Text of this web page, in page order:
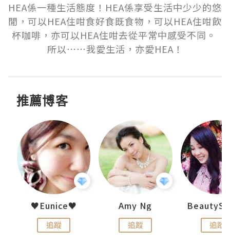
HEA係一種生活態度！HEA係享受生活中少少的悠
閒，可以HEA住咁食好食既食物，可以HEA住咁飲
杯咖啡，亦可以HEA住咁去從平常中感受不同。
所以⋯⋯我愛生活，亦愛HEA！
推薦博客
♥Eunice♥
追蹤
Amy Ng
追蹤 追蹤